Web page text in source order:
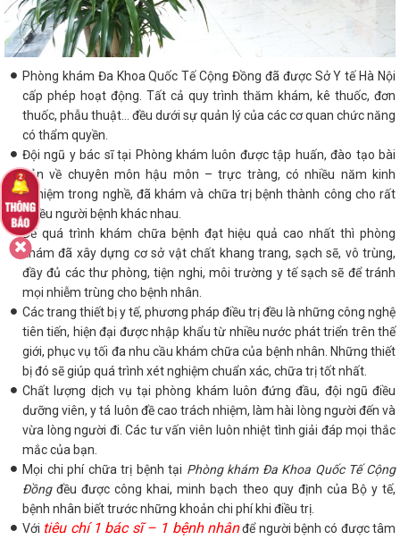
Phòng khám Đa Khoa Quốc Tế Cộng Đồng đã được Sở Y tế Hà Nội
cấp phép hoạt động. Tất cả quy trình thăm khám, kê thuốc, đơn
thuốc, phẫu thuật… đều dưới sự quản lý của các cơ quan chức năng
có thẩm quyền.
Đội ngũ y bác sĩ tại Phòng khám luôn được tập huấn, đào tạo bài
bản về chuyên môn hậu môn – trực tràng, có nhiều năm kinh
nghiệm trong nghề, đã khám và chữa trị bệnh thành công cho rất
nhiều người bệnh khác nhau.
Để quá trình khám chữa bệnh đạt hiệu quả cao nhất thì phòng
khám đã xây dựng cơ sở vật chất khang trang, sạch sẽ, vô trùng,
đầy đủ các thư phòng, tiện nghi, môi trường y tế sạch sẽ để tránh
mọi nhiễm trùng cho bệnh nhân.
Các trang thiết bị y tế, phương pháp điều trị đều là những công nghệ
tiên tiến, hiện đại được nhập khẩu từ nhiều nước phát triển trên thế
giới, phục vụ tối đa nhu cầu khám chữa của bệnh nhân. Những thiết
bị đó sẽ giúp quá trình xét nghiệm chuẩn xác, chữa trị tốt nhất.
Chất lượng dịch vụ tại phòng khám luôn đứng đầu, đội ngũ điều
dưỡng viên, y tá luôn đề cao trách nhiệm, làm hài lòng người đến và
vừa lòng người đi. Các tư vấn viên luôn nhiệt tình giải đáp mọi thắc
mắc của bạn.
Mọi chi phí chữa trị bệnh tại Phòng khám Đa Khoa Quốc Tế Cộng
Đồngđều được công khai, minh bạch theo quy định của Bộ y tế,
bệnh nhân biết trước những khoản chi phí khi điều trị.
Với tiêu chí 1 bác sĩ – 1 bệnh nhân để người bệnh có được tâm